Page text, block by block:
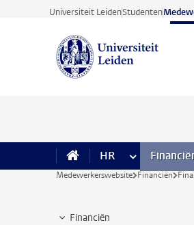
Ga direct naar de inhoud
Universiteit LeidenStudenten
HR meer HR
Medewerkerswebsite Financiën
Financiën